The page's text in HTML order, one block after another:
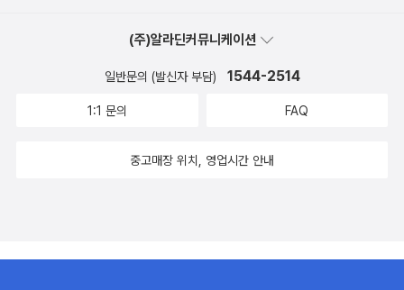
(주)알라딘커뮤니케이션
일반문의 (발신자 부담) 1544-2514
1:1 문의 FAQ
중고매장 위치, 영업시간 안내